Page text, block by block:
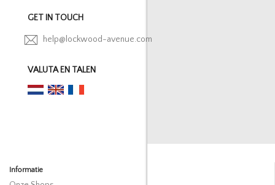
GET IN TOUCH
help@lockwood-avenue.com
VALUTA EN TALEN
Informatie